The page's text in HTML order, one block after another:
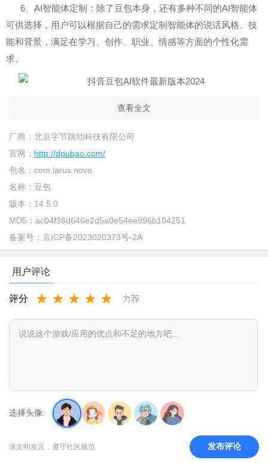
6、AI智能体定制：除了豆包本身，还有多种不同的AI智能体
可供选择，用户可以根据自己的需求定制智能体的说话风格、技
能和背景，满足在学习、创作、职业、情感等方面的个性化需
求。
查看全文
厂商： 北京字节跳动科技有限公司
官网： http://doubao.com/
包名： com.larus.nova
名称： 豆包
版本： 14.5.0
MD5： ac04f36d646e2d5a0e54ee996b104251
备案号： 京ICP备2023020373号-2A
用户评论
评分 ★ ★ ★ ★ ★ 力荐
选择头像:
请文明发言，遵守社区规范 发布评论